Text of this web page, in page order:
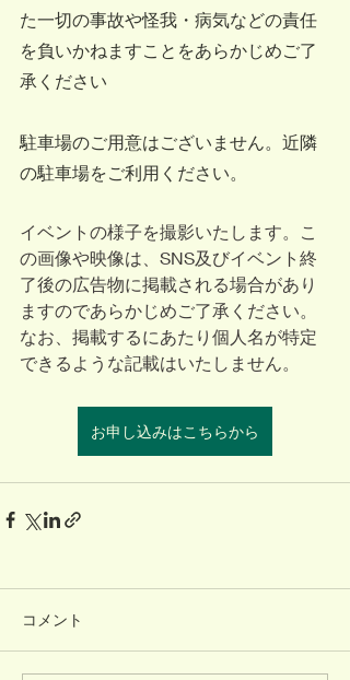
た一切の事故や怪我・病気などの責任
を負いかねますことをあらかじめご了
承ください
駐車場のご用意はございません。近隣
の駐車場をご利用ください。
イベントの様子を撮影いたします。こ
の画像や映像は、SNS及びイベント終
了後の広告物に掲載される場合があり
ますのであらかじめご了承ください。
なお、掲載するにあたり個人名が特定
できるような記載はいたしません。
お申し込みはこちらから
コメント